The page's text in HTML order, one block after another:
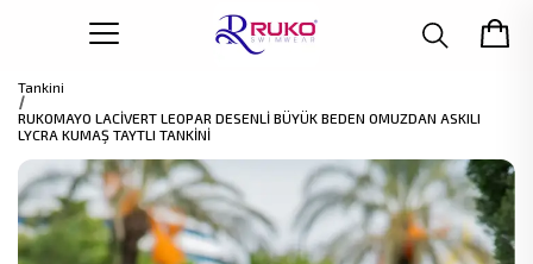
Tankini
RUKOMAYO LACİVERT LEOPAR DESENLİ BÜYÜK BEDEN OMUZDAN ASKILI
LYCRA KUMAŞ TAYTLI TANKİNİ